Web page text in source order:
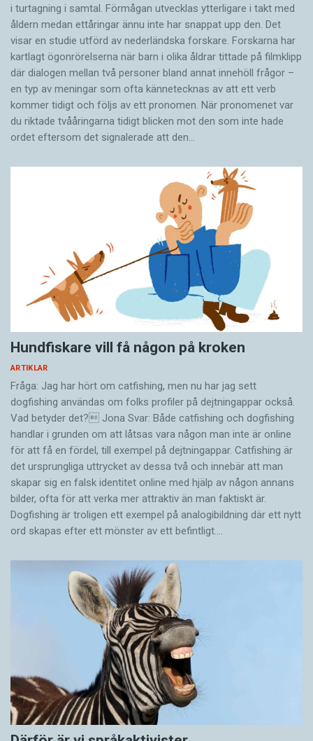
i turtagning i samtal. Förmågan utvecklas ytterligare i takt med
åldern medan ettåringar ännu inte har snappat upp den. Det
visar en studie utförd av nederländska forskare. Forskarna har
kartlagt ögonrörelserna när barn i olika åldrar tittade på filmklipp
där dialogen mellan två personer bland annat innehöll frågor –
en typ av meningar som ofta kännetecknas av att ett verb
kommer tidigt och följs av ett pronomen. När pronomenet var
du riktade tvååringarna tidigt blicken mot den som inte hade
ordet eftersom det ­signalerade att den…
Hundfiskare vill få någon på kroken
ARTIKLAR
Fråga: Jag har hört om catfishing, men nu har jag sett
dogfishing användas om folks profiler på dejtningappar också.
Vad betyder det? Jona Svar: Både catfishing och dogfishing
handlar i grunden om att låtsas vara någon man inte är online
för att få en fördel, till exempel på dejtningappar. Catfishing är
det ursprungliga uttrycket av dessa två och innebär att man
skapar sig en falsk identitet online med hjälp av någon annans
bilder, ofta för att verka mer attraktiv än man faktiskt är.
Dogfishing är troligen ett exempel på analogibildning där ett nytt
ord skapas efter ett mönster av ett befintligt.…